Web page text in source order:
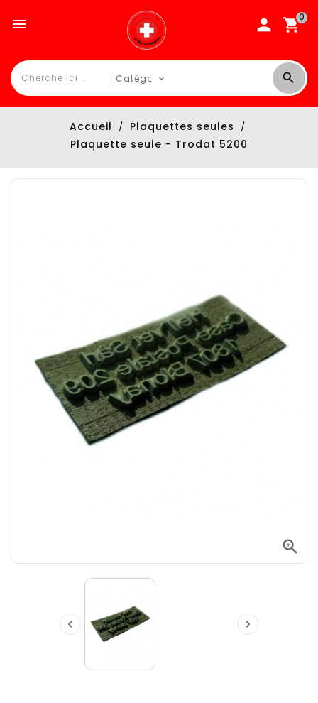
0

Accueil
Plaquettes seules
Plaquette seule - Trodat 5200

 